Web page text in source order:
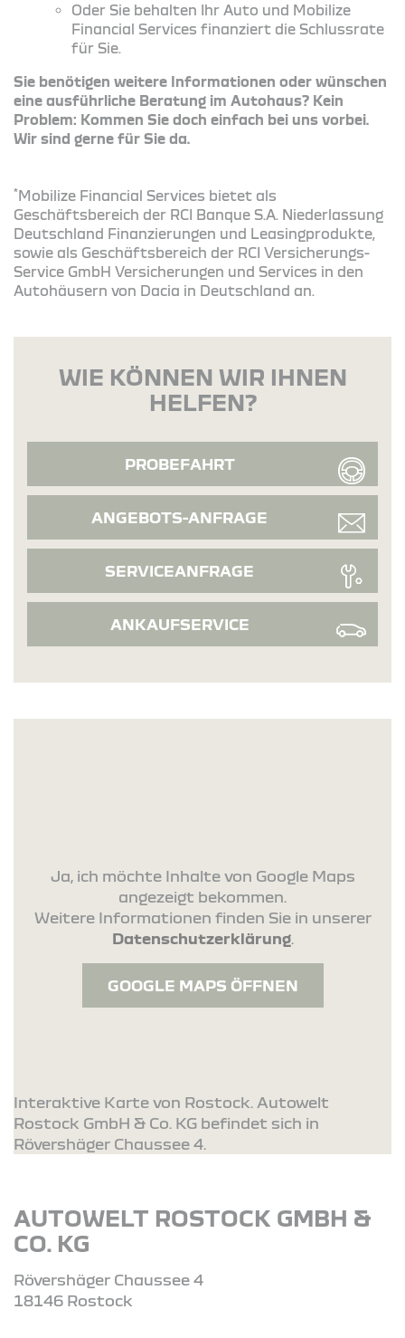
Oder Sie behalten Ihr Auto und Mobilize
Financial Services finanziert die Schlussrate
für Sie.
Sie benötigen weitere Informationen oder wünschen
eine ausführliche Beratung im Autohaus? Kein
Problem: Kommen Sie doch einfach bei uns vorbei.
Wir sind gerne für Sie da.
*Mobilize Financial Services bietet als
Geschäftsbereich der RCI Banque S.A. Niederlassung
Deutschland Finanzierungen und Leasingprodukte,
sowie als Geschäftsbereich der RCI Versicherungs-
Service GmbH Versicherungen und Services in den
Autohäusern von Dacia in Deutschland an.
WIE KÖNNEN WIR IHNEN
HELFEN?
PROBEFAHRT
ANGEBOTS-ANFRAGE
SERVICEANFRAGE
ANKAUFSERVICE
Ja, ich möchte Inhalte von Google Maps
angezeigt bekommen.
Weitere Informationen finden Sie in unserer
Datenschutzerklärung.
GOOGLE MAPS ÖFFNEN
Interaktive Karte von Rostock. Autowelt
Rostock GmbH & Co. KG befindet sich in
Rövershäger Chaussee 4.
AUTOWELT ROSTOCK GMBH &
CO. KG
Rövershäger Chaussee 4
18146 Rostock